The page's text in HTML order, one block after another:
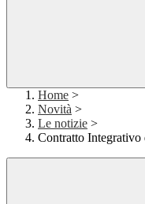
Home >
Novità >
Le notizie >
Contratto